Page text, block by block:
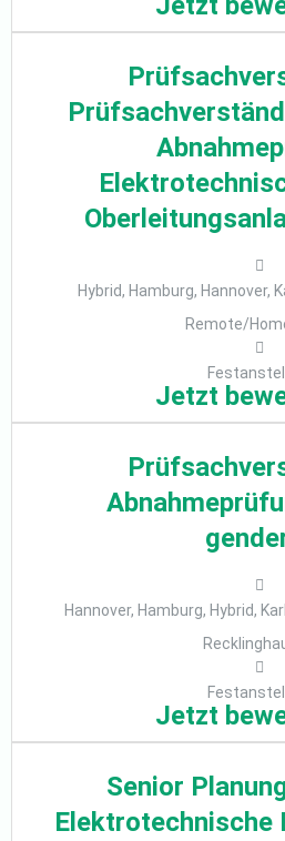
Hybrid, Hamburg, Hannover,
Remote/
Jetzt
Hannover, Hamburg, Hybrid,
Jetzt
Senior
Elektrotechnische